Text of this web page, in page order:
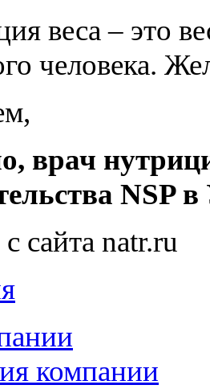
веса – это
человека.
врач
NSP
сайта natr.ru
компании